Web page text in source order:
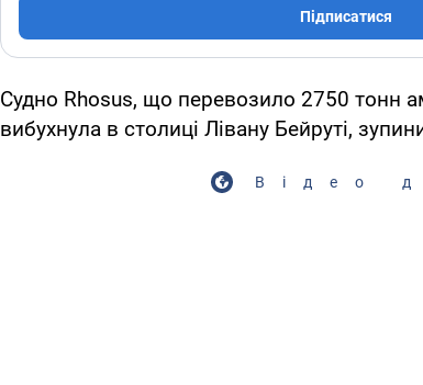
Підписатися
Судно Rhosus, що перевозило 2750 тонн
вибухнула в столиці Лівану Бейруті,
Відео